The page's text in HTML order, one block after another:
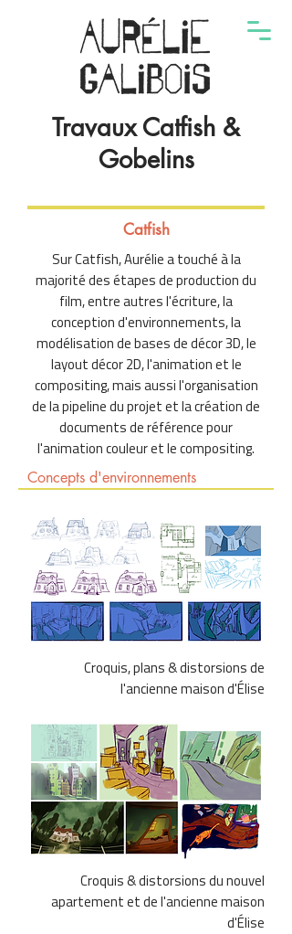
Travaux Catfish &
Gobelins
Catfish
Sur Catfish, Aurélie a touché à la
majorité des étapes de production du
film, entre autres l'écriture, la
conception d'environnements, la
modélisation de bases de décor 3D, le
layout décor 2D, l'animation et le
compositing, mais aussi l'organisation
de la pipeline du projet et la création de
documents de référence pour
l'animation couleur et le compositing.
Concepts d'environnements
Croquis, plans & distorsions de
l'ancienne maison d'Élise
Croquis & distorsions du nouvel
apartement et de l'ancienne maison
d'Élise